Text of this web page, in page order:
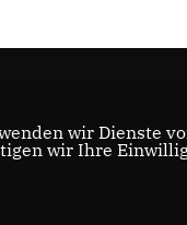
wir Dienste
wir Ihre